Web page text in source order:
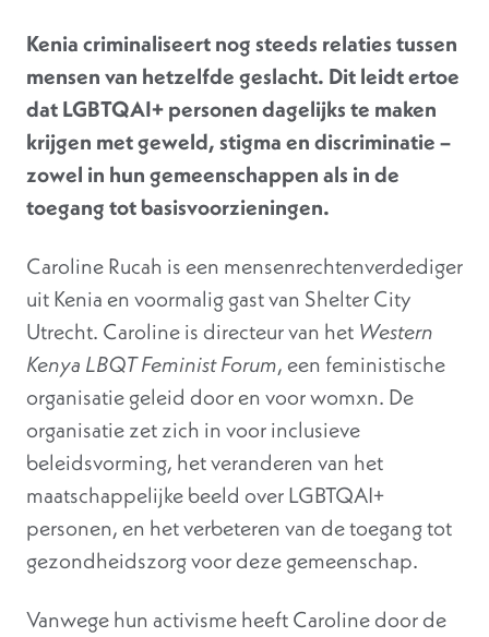
Kenia criminaliseert nog steeds relaties tussen
mensen van hetzelfde geslacht. Dit leidt ertoe
dat LGBTQAI+ personen dagelijks te maken
krijgen met geweld, stigma en discriminatie –
zowel in hun gemeenschappen als in de
toegang tot basisvoorzieningen.
Caroline Rucah is een mensenrechtenverdediger
uit Kenia en voormalig gast van Shelter City
Utrecht. Caroline is directeur van het Western
Kenya LBQT Feminist Forum, een feministische
organisatie geleid door en voor womxn. De
organisatie zet zich in voor inclusieve
beleidsvorming, het veranderen van het
maatschappelijke beeld over LGBTQAI+
personen, en het verbeteren van de toegang tot
gezondheidszorg voor deze gemeenschap.
Vanwege hun activisme heeft Caroline door de